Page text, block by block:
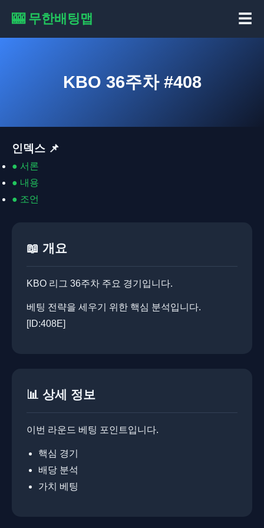
🎰 무한배팅맵 ☰
KBO 36주차 #408
인덱스 📌
● 서론
● 내용
● 조언
📖 개요
KBO 리그 36주차 주요 경기입니다.
베팅 전략을 세우기 위한 핵심 분석입니다. ​
[ID:408E]
📊 상세 정보
이번 라운드 베팅 포인트입니다.
핵심 경기
배당 분석
가치 베팅